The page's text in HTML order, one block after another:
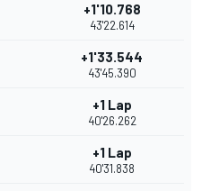
+1'10.768
43'22.614
+1'33.544
43'45.390
+1 Lap
40'26.262
+1 Lap
40'31.838